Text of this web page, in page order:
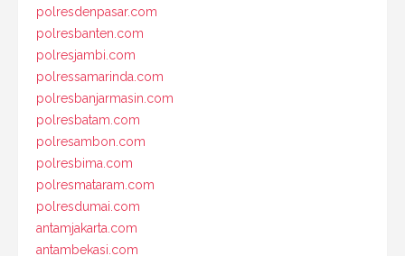
polresdenpasar.com
polresbanten.com
polresjambi.com
polressamarinda.com
polresbanjarmasin.com
polresbatam.com
polresambon.com
polresbima.com
polresmataram.com
polresdumai.com
antamjakarta.com
antambekasi.com